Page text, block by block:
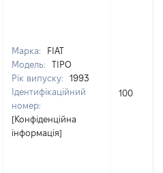
Марка:
FIAT
Модель:
TIPO
Рік випуску:
1993
Ідентифікаційний
номер:
[Конфіденційна
інформація]
100